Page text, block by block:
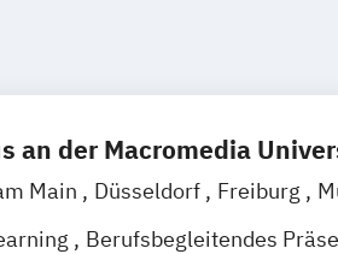
an der Macromedia
Main Düsseldorf Freiburg
Berlin Hamburg Hannover Köln
Berufsbegleitendes